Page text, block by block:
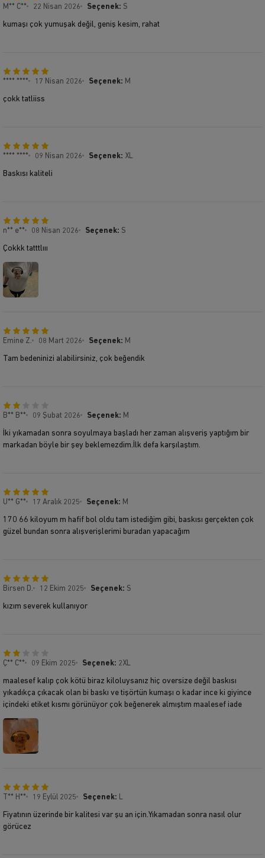
M** C** 22 Nisan 2026 Seçenek: S
kumaşı çok yumuşak değil, geniş kesim, rahat
**** **** 17 Nisan 2026 Seçenek: M
çokk tatliiss
**** **** 09 Nisan 2026 Seçenek: XL
Baskısı kaliteli
n** e** 08 Nisan 2026 Seçenek: S
Çokkk tatttlııı
Emine Z. 08 Mart 2026 Seçenek: M
Tam bedeninizi alabilirsiniz, çok beğendik
B** B** 09 Şubat 2026 Seçenek: M
İki yıkamadan sonra soyulmaya başladı her zaman alışveriş yaptığım bir
markadan böyle bir şey beklemezdim.İlk defa karşılaştım.
U** G** 17 Aralık 2025 Seçenek: M
170 66 kiloyum m hafif bol oldu tam istediğim gibi, baskısı gerçekten çok
güzel bundan sonra alışverişlerimi buradan yapacağım
Birsen D. 12 Ekim 2025 Seçenek: S
kızım severek kullanıyor
Ç** C** 09 Ekim 2025 Seçenek: 2XL
maalesef kalıp çok kötü biraz kiloluysanız hiç oversize değil baskısı
yıkadıkça çıkacak olan bi baskı ve tişörtün kumaşı o kadar ince ki giyince
içindeki etiket kısmı görünüyor çok beğenerek almıştım maalesef iade
T** H** 19 Eylül 2025 Seçenek: L
Fiyatının üzerinde bir kalitesi var şu an için.Yıkamadan sonra nasıl olur
görücez